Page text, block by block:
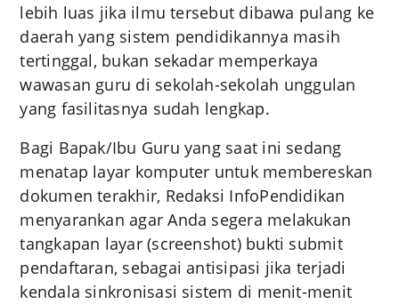
lebih luas jika ilmu tersebut dibawa pulang ke
daerah yang sistem pendidikannya masih
tertinggal, bukan sekadar memperkaya
wawasan guru di sekolah-sekolah unggulan
yang fasilitasnya sudah lengkap.
Bagi Bapak/Ibu Guru yang saat ini sedang
menatap layar komputer untuk membereskan
dokumen terakhir, Redaksi InfoPendidikan
menyarankan agar Anda segera melakukan
tangkapan layar (screenshot) bukti submit
pendaftaran, sebagai antisipasi jika terjadi
kendala sinkronisasi sistem di menit-menit